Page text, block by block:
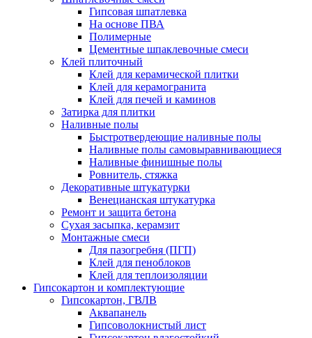
Гипсовая шпатлевка
На основе ПВА
Полимерные
Цементные шпаклевочные смеси
Клей плиточный
Клей для керамической плитки
Клей для керамогранита
Клей для печей и каминов
Затирка для плитки
Наливные полы
Быстротвердеющие наливные полы
Наливные полы самовыравнивающиеся
Наливные финишные полы
Ровнитель, стяжка
Декоративные штукатурки
Венецианская штукатурка
Ремонт и защита бетона
Сухая засыпка, керамзит
Монтажные смеси
Для пазогребня (ПГП)
Клей для пеноблоков
Клей для теплоизоляции
Гипсокартон и комплектующие
Гипсокартон, ГВЛВ
Аквапанель
Гипсоволокнистый лист